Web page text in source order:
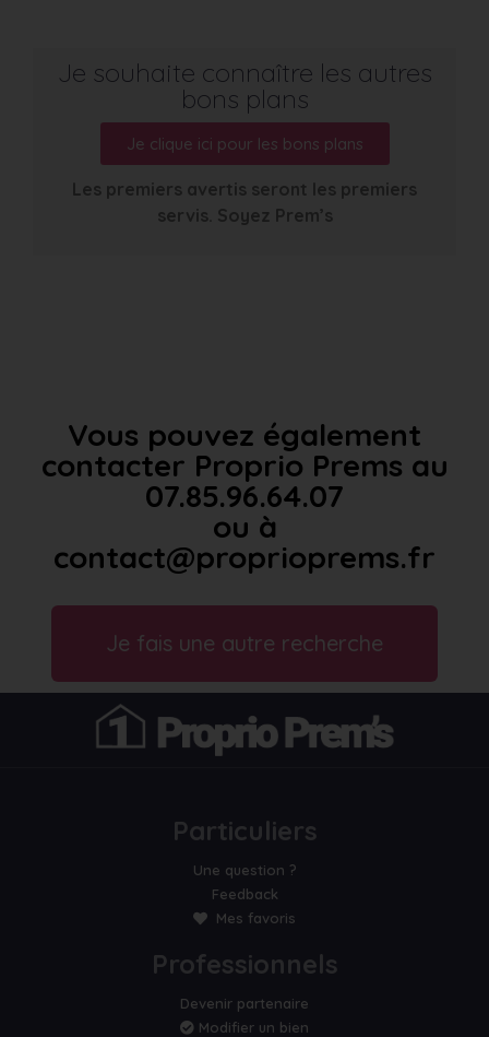
Je souhaite connaître les autres
bons plans
Je clique ici pour les bons plans
Les premiers avertis seront les premiers
servis. Soyez Prem’s
Vous pouvez également
contacter Proprio Prems au
07.85.96.64.07
ou à
contact@proprioprems.fr
Je fais une autre recherche
Particuliers
Une question ?
Feedback
Mes favoris
Professionnels
Devenir partenaire
Modifier un bien